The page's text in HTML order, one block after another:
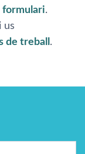
formulari.
us
de treball .